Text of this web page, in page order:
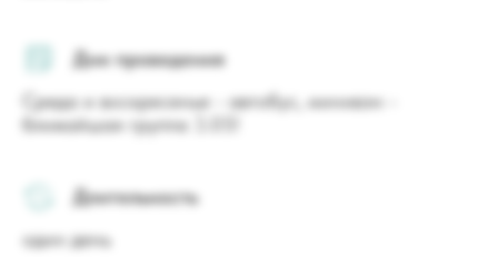
Дни проведения
Среда и воскресенье - автобус, минивэн -
ближайшая группа 3.05!
Длительность
один день